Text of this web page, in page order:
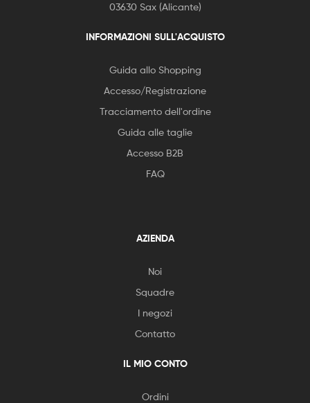
03630 Sax (Alicante)
INFORMAZIONI SULL'ACQUISTO
Guida allo Shopping
Accesso/Registrazione
Tracciamento dell'ordine
Guida alle taglie
Accesso B2B
FAQ
AZIENDA
Noi
Squadre
I negozi
Contatto
IL MIO CONTO
Ordini